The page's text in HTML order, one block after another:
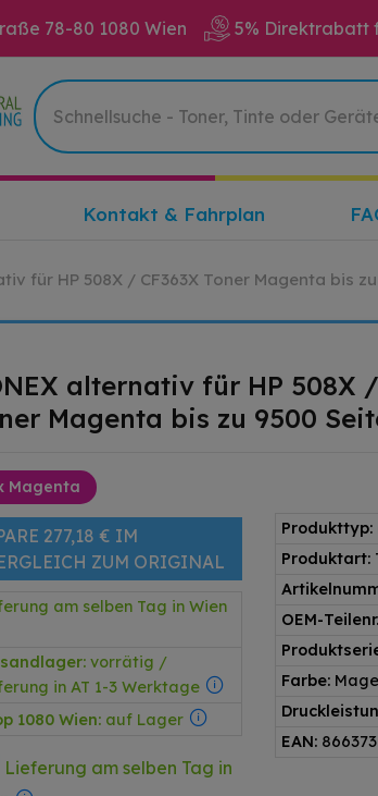
78-80 1080 Wien 5% Direktrabatt
Kontakt & Fahrplan
für HP 508X / CF363X Toner Magenta bis
alternativ für HP 508X /
Magenta bis zu 9500
Magenta
277,18 € IM
ZUM ORIGINAL
am selben Tag in Wien
vorrätig /
in AT 1-3 Werktage
1080 Wien: auf Lager
Lieferung am selben Tag in
Produkttyp:
Produktart:
OEM-
Farbe:
EAN: